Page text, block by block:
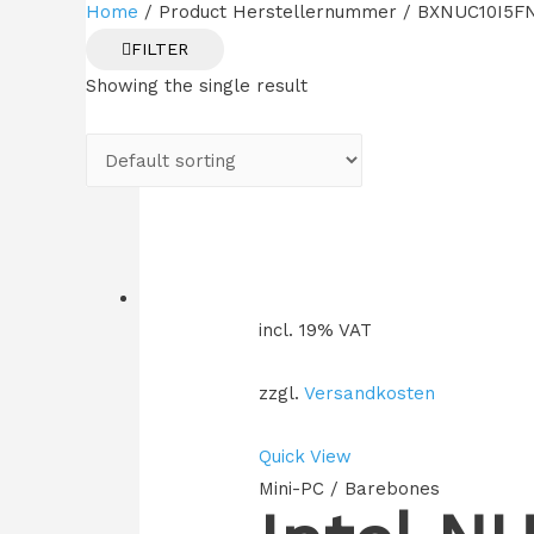
Home / Product Herstellernummer /
FILTER
Showing the single result
incl. 19% VAT
zzgl.Versandkosten
Quick View
Mini-PC / Barebones